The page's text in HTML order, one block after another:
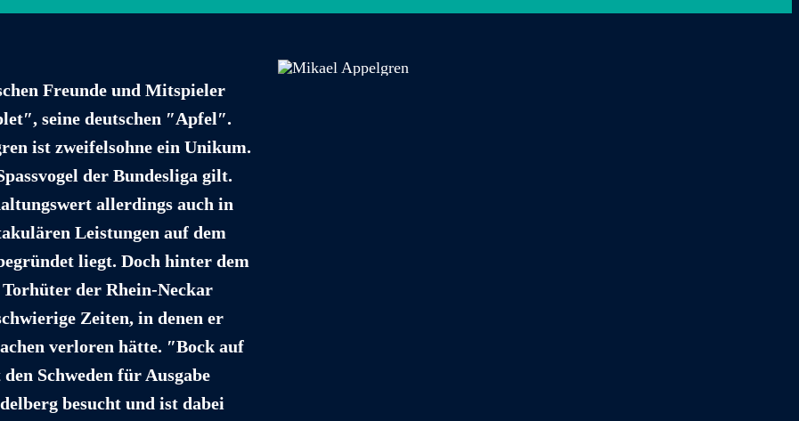
Freunde und Mitspieler
seine deutschen ″Apfel″.
ist zweifelsohne ein Unikum.
der Bundesliga gilt.
allerdings auch in
Leistungen auf dem
liegt. Doch hinter dem
der Rhein-Neckar
Zeiten, in denen er
verloren hätte. ″Bock auf
Schweden für Ausgabe
besucht und ist dabei